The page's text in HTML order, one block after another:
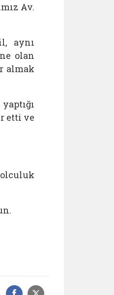
Av.
aynı
olan
almak
etti ve